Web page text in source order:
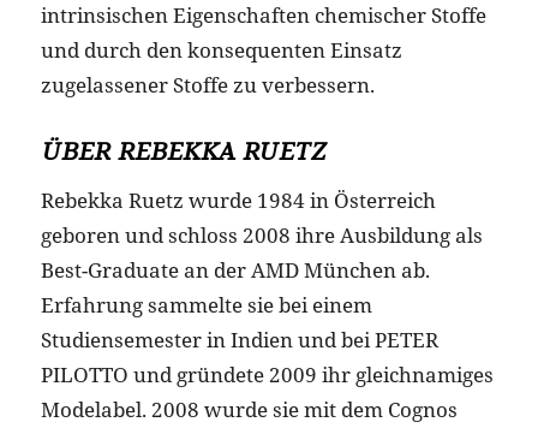
intrinsischen Eigenschaften chemischer Stoffe
und durch den konsequenten Einsatz
zugelassener Stoffe zu verbessern.
ÜBER REBEKKA RUETZ
Rebekka Ruetz wurde 1984 in Österreich
geboren und schloss 2008 ihre Ausbildung als
Best-Graduate an der AMD München ab.
Erfahrung sammelte sie bei einem
Studiensemester in Indien und bei PETER
PILOTTO und gründete 2009 ihr gleichnamiges
Modelabel. 2008 wurde sie mit dem Cognos